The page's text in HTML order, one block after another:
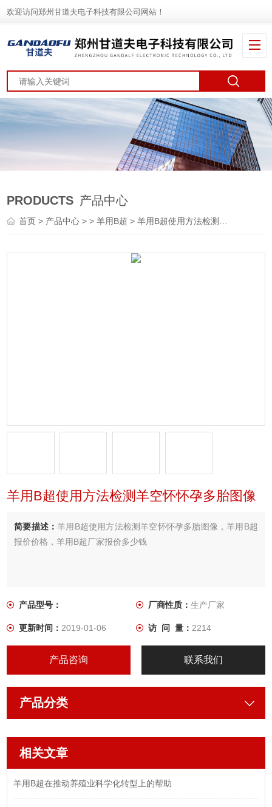
欢迎访问郑州甘道夫电子科技有限公司网站！
PRODUCTS 产品中心
首页> 产品中心 > >羊用B超 > 羊用B超使用方法检测羊空怀怀孕多胎图像
羊用B超使用方法检测羊空怀怀孕多胎图像
简要描述：羊用B超使用方法检测羊空怀怀孕多胎图像，羊用B超
报价价格，羊用B超厂家报价多少钱
产品型号： 厂商性质： 生产厂家
更新时间：2019-01-06 访 问 量： 2214
产品咨询 联系我们
产品分类
相关文章
羊用B超在推动养殖业科学化转型上的帮助